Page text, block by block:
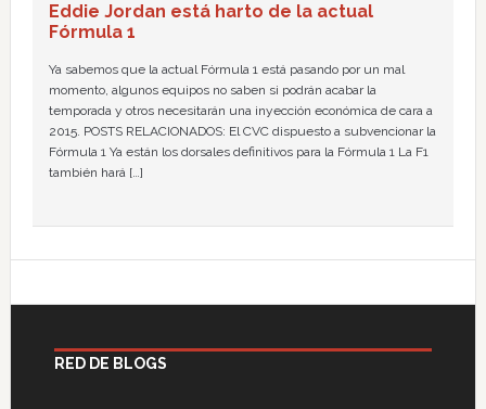
Eddie Jordan está harto de la actual
Fórmula 1
Ya sabemos que la actual Fórmula 1 está pasando por un mal
momento, algunos equipos no saben si podrán acabar la
temporada y otros necesitarán una inyección económica de cara a
2015. POSTS RELACIONADOS: El CVC dispuesto a subvencionar la
Fórmula 1 Ya están los dorsales definitivos para la Fórmula 1 La F1
también hará […]
RED DE BLOGS